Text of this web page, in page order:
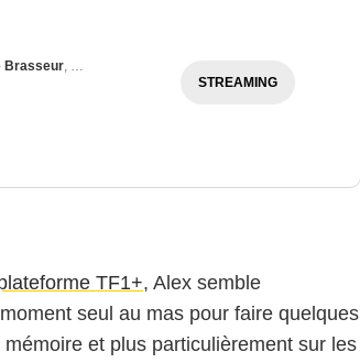
Brasseur, Julie Debazac
STREAMING
TF1+, Alex semble
seul au mas pour faire quelques
et plus particulièrement sur les